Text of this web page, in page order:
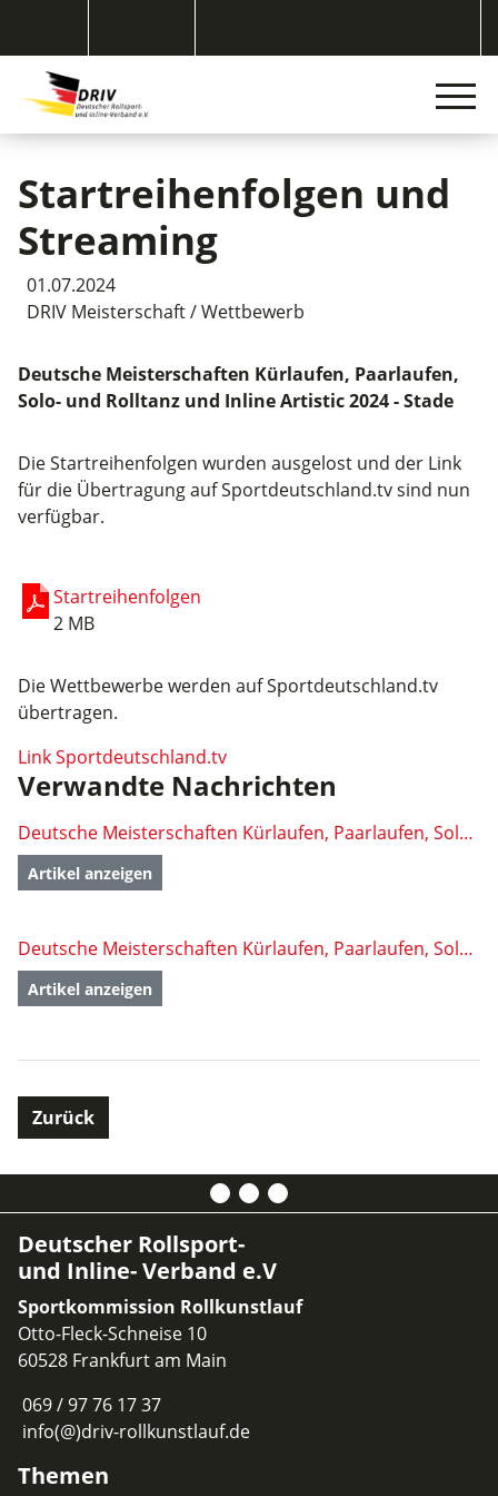
Startreihenfolgen und
Streaming
01.07.2024
DRIV Meisterschaft / Wettbewerb
Deutsche Meisterschaften Kürlaufen, Paarlaufen,
Solo- und Rolltanz und Inline Artistic 2024 - Stade
Die Startreihenfolgen wurden ausgelost und der Link
für die Übertragung auf Sportdeutschland.tv sind nun
verfügbar.
Startreihenfolgen
2 MB
Die Wettbewerbe werden auf Sportdeutschland.tv
übertragen.
Link Sportdeutschland.tv
Verwandte Nachrichten
Deutsche Meisterschaften Kürlaufen, Paarlaufen, Solo- und Rolltanz und Inline Artistic 2024 - Stade
Artikel anzeigen
Deutsche Meisterschaften Kürlaufen, Paarlaufen, Solo- und Rolltanz und Inline Artistic 2024 - Stade
Artikel anzeigen
Zurück
Deutscher Rollsport-
und Inline- Verband e.V
Sportkommission Rollkunstlauf
Otto-Fleck-Schneise 10
60528 Frankfurt am Main
069 / 97 76 17 37
info(@)driv-rollkunstlauf.de
Themen